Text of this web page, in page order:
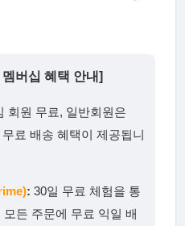
버십 혜택 안내]
회원 무료, 일반회원은
료 배송 혜택이 제공됩니
: 30일 무료 체험을 통
든 주문에 무료 익일 배